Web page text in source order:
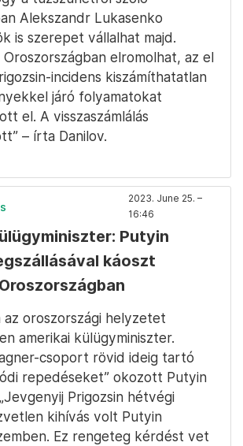
Alekszandr Lukasenko
is szerepet vállalhat majd.
Oroszországban elromolhat, az el
incidens kiszámíthatatlan
járó folyamatokat
el. A visszaszámlálás
– írta Danilov.
2023. June 25. –
16:46
Putyin
káoszt
az oroszországi helyzetet
amerikai külügyminiszter.
csoport rövid ideig tartó
repedéseket” okozott Putyin
Prigozsin hétvégi
kihívás volt Putyin
Ez rengeteg kérdést vet